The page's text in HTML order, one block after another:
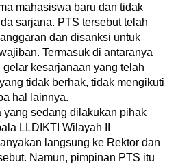
mahasiswa baru dan tidak
sarjana. PTS tersebut telah
dan disanksi untuk
Termasuk di antaranya
kesarjanaan yang telah
tidak berhak, tidak mengikuti
hal lainnya.
yang sedang dilakukan pihak
LLDIKTI Wilayah II
langsung ke Rektor dan
Namun, pimpinan PTS itu